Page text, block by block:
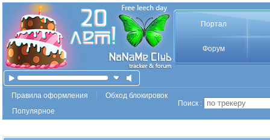
Портал
Форум
Правила оформления
Обход блокировок
Популярное
Поиск :